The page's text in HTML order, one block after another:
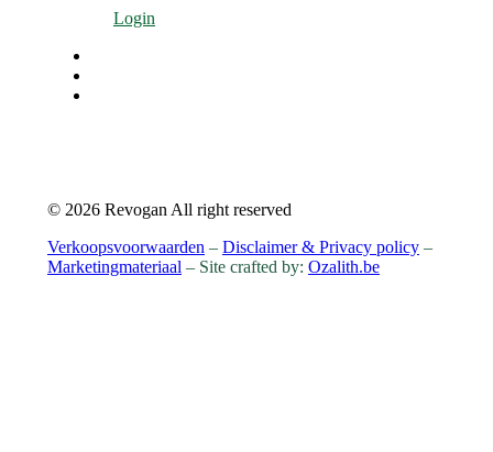
Login
© 2026 Revogan All right reserved
Verkoopsvoorwaarden – Disclaimer & Privacy policy –
Marketingmateriaal – Site crafted by: Ozalith.be